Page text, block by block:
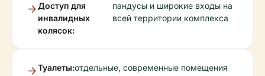
Доступ для
инвалидных
колясок:
пандусы и широкие входы на
всей территории комплекса
Туалеты:отдельные, современные помещения